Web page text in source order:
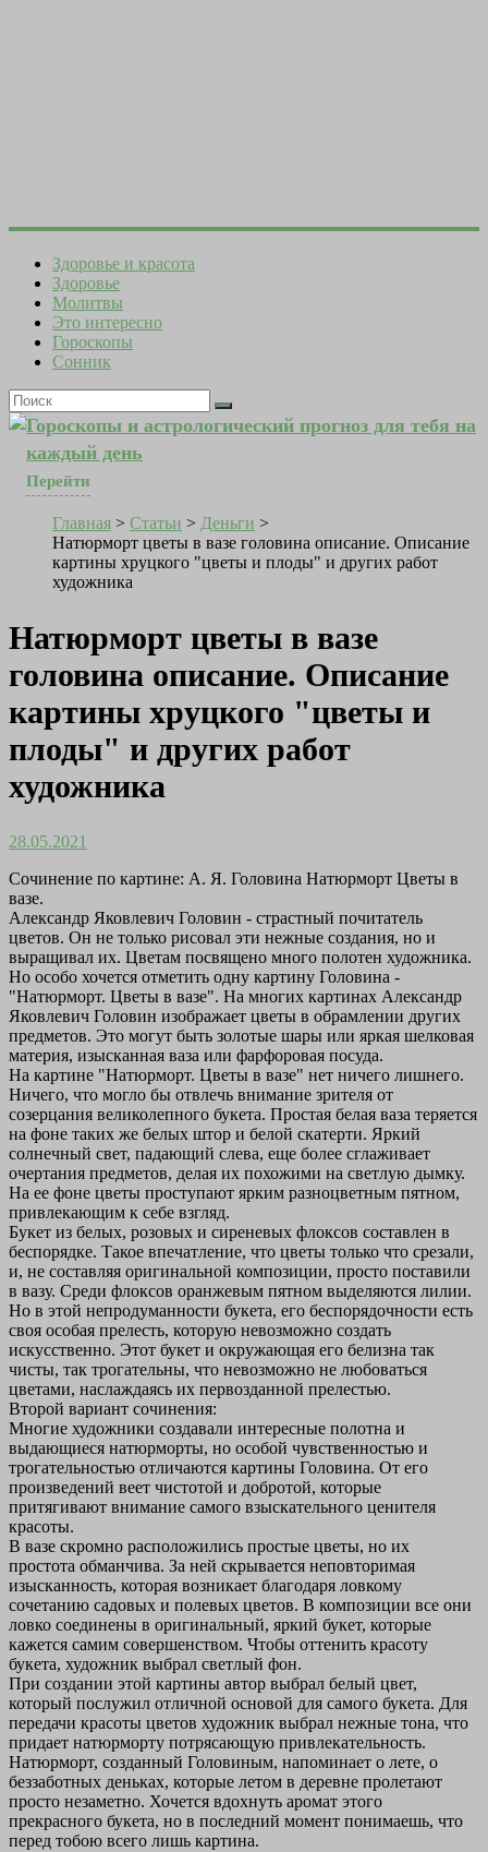
Здоровье и красота
Здоровье
Молитвы
Это интересно
Гороскопы
Сонник
Гороскопы и астрологический прогноз для тебя на
каждый день
Перейти
Главная > Статьи > Деньги >
Натюрморт цветы в вазе головина описание. Описание
картины хруцкого "цветы и плоды" и других работ
художника
Натюрморт цветы в вазе
головина описание. Описание
картины хруцкого "цветы и
плоды" и других работ
художника
28.05.2021
Сочинение по картине: А. Я. Головина Натюрморт Цветы в
вазе.
Александр Яковлевич Головин - страстный почитатель
цветов. Он не только рисовал эти нежные создания, но и
выращивал их. Цветам посвящено много полотен художника.
Но особо хочется отметить одну картину Головина -
"Натюрморт. Цветы в вазе". На многих картинах Александр
Яковлевич Головин изображает цветы в обрамлении других
предметов. Это могут быть золотые шары или яркая шелковая
материя, изысканная ваза или фарфоровая посуда.
На картине "Натюрморт. Цветы в вазе" нет ничего лишнего.
Ничего, что могло бы отвлечь внимание зрителя от
созерцания великолепного букета. Простая белая ваза теряется
на фоне таких же белых штор и белой скатерти. Яркий
солнечный свет, падающий слева, еще более сглаживает
очертания предметов, делая их похожими на светлую дымку.
На ее фоне цветы проступают ярким разноцветным пятном,
привлекающим к себе взгляд.
Букет из белых, розовых и сиреневых флоксов составлен в
беспорядке. Такое впечатление, что цветы только что срезали,
и, не составляя оригинальной композиции, просто поставили
в вазу. Среди флоксов оранжевым пятном выделяются лилии.
Но в этой непродуманности букета, его беспорядочности есть
своя особая прелесть, которую невозможно создать
искусственно. Этот букет и окружающая его белизна так
чисты, так трогательны, что невозможно не любоваться
цветами, наслаждаясь их первозданной прелестью.
Второй вариант сочинения:
Многие художники создавали интересные полотна и
выдающиеся натюрморты, но особой чувственностью и
трогательностью отличаются картины Головина. От его
произведений веет чистотой и добротой, которые
притягивают внимание самого взыскательного ценителя
красоты.
В вазе скромно расположились простые цветы, но их
простота обманчива. За ней скрывается неповторимая
изысканность, которая возникает благодаря ловкому
сочетанию садовых и полевых цветов. В композиции все они
ловко соединены в оригинальный, яркий букет, которые
кажется самим совершенством. Чтобы оттенить красоту
букета, художник выбрал светлый фон.
При создании этой картины автор выбрал белый цвет,
который послужил отличной основой для самого букета. Для
передачи красоты цветов художник выбрал нежные тона, что
придает натюрморту потрясающую привлекательность.
Натюрморт, созданный Головиным, напоминает о лете, о
беззаботных деньках, которые летом в деревне пролетают
просто незаметно. Хочется вдохнуть аромат этого
прекрасного букета, но в последний момент понимаешь, что
перед тобою всего лишь картина.